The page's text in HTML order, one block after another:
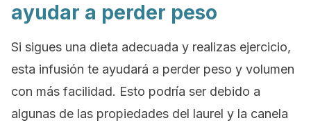
ayudar a perder peso
Si sigues una dieta adecuada y realizas ejercicio,
esta infusión te ayudará a perder peso y volumen
con más facilidad. Esto podría ser debido a
algunas de las propiedades del laurel y la canela